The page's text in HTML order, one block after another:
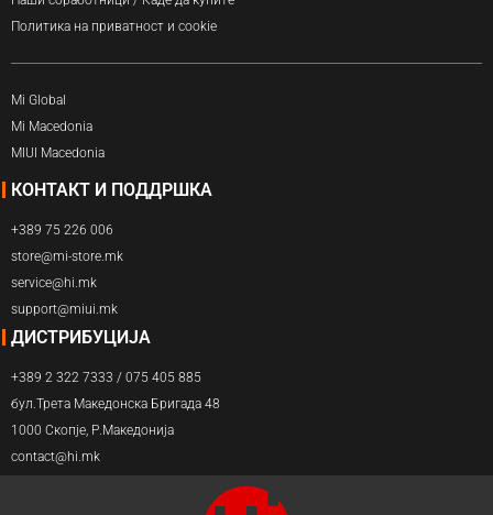
Политика на приватност и cookie
Mi Global
Mi Macedonia
MIUI Macedonia
КОНТАКТ И ПОДДРШКА
+389 75 226 006
store@mi-store.mk
service@hi.mk
support@miui.mk
ДИСТРИБУЦИЈА
+389 2 322 7333 / 075 405 885
бул.Трета Македонска Бригада 48
1000 Скопје, Р.Македонија
contact@hi.mk